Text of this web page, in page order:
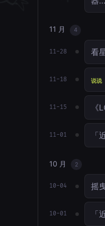
11 月 4
11-28 看
11-18 说说
11-15 《
11-01
10 月 2
10-04 摇
10-01